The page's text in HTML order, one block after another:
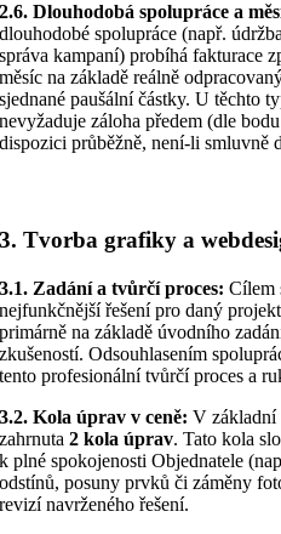
2.6. Dlouhodobá spolupráce a
dlouhodobé spolupráce (např.
správa kampaní) probíhá fakturace
měsíc na základě reálně
sjednané paušální částky. U těchto
nevyžaduje záloha předem (dle
dispozici průběžně, není-li smluvně
3. Tvorba grafiky a
3.1. Zadání a tvůrčí proces: Cílem
nejfunkčnější řešení pro daný
primárně na základě úvodního
zkušeností. Odsouhlasením
tento profesionální tvůrčí proces a
3.2. Kola úprav v ceně: V základní
zahrnuta2 kola úprav. Tato kola
k plné spokojenosti Objednatele
odstínů, posuny prvků či záměny
revizí navrženého řešení.